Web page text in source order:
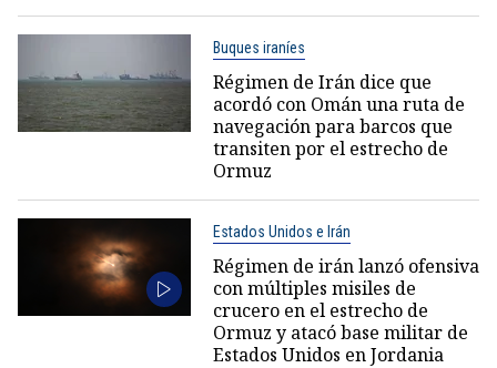
Buques iraníes
Régimen de Irán dice que
acordó con Omán una ruta de
navegación para barcos que
transiten por el estrecho de
Ormuz
Estados Unidos e Irán
Régimen de irán lanzó ofensiva
con múltiples misiles de
crucero en el estrecho de
Ormuz y atacó base militar de
Estados Unidos en Jordania